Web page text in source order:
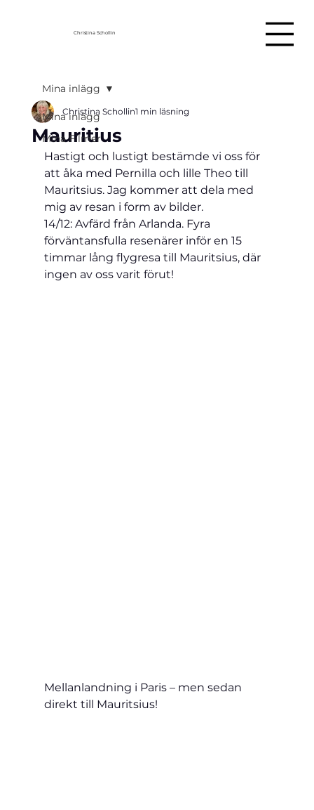
Christina Schollin
Mina inlägg
Mina Filmer
Mina inlägg
Mauritius
Christina Schollin1 min läsning
Hastigt och lustigt bestämde vi oss för
att åka med Pernilla och lille Theo till
Mauritsius. Jag kommer att dela med
mig av resan i form av bilder.
14/12: Avfärd från Arlanda. Fyra
förväntansfulla resenärer inför en 15
timmar lång flygresa till Mauritsius, där
ingen av oss varit förut!
Mellanlandning i Paris – men sedan
direkt till Mauritsius!